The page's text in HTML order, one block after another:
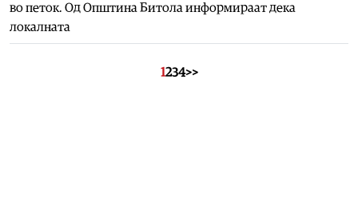
во петок. Од Општина Битола информираат дека
локалната
1234>>